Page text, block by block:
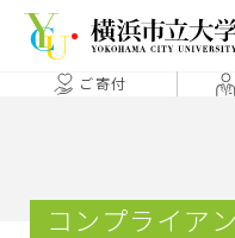
本文へ移動
ご寄付
コンプライア